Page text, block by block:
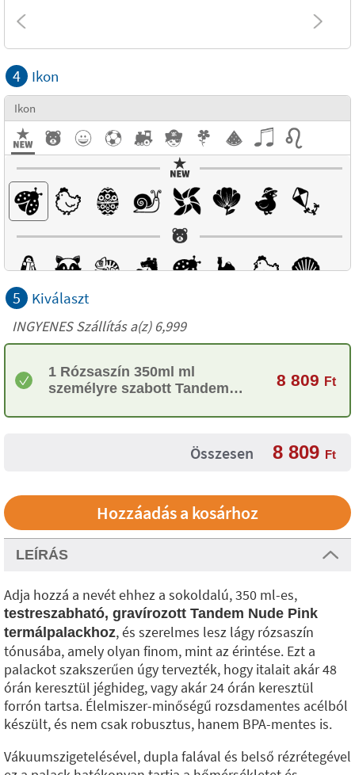
4 Ikon
Ikon
5 Kiválaszt
INGYENES Szállítás a(z) 6,999
1 Rózsaszín 350ml ml
személyre szabott Tandem
8 809 Ft
Összesen 8 809 Ft
LEÍRÁS
Adja hozzá a nevét ehhez a sokoldalú, 350 ml-es,
testreszabható, gravírozott Tandem Nude Pink
termálpalackhoz, és szerelmes lesz lágy rózsaszín
tónusába, amely olyan finom, mint az érintése. Ezt a
palackot szakszerűen úgy tervezték, hogy italait akár 48
órán keresztül jéghideg, vagy akár 24 órán keresztül
forrón tartsa. Élelmiszer-minőségű rozsdamentes acélból
készült, és nem csak robusztus, hanem BPA-mentes is.
Vákuumszigetelésével, dupla falával és belső rézrétegével